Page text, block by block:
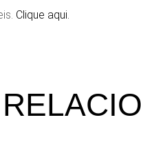
Clique aqui.